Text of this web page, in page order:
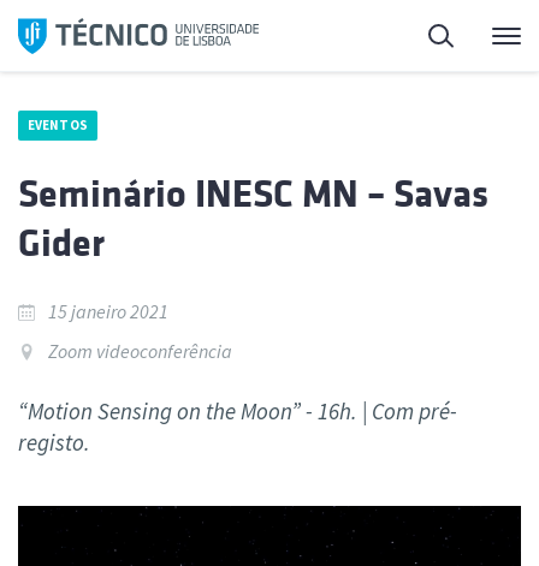
Saltar
para
Pesquisa
EVENTOS
Seminário INESC MN – Savas
Gider
15 janeiro 2021
Zoom videoconferência
“Motion Sensing on the Moon” - 16h. | Com pré-
registo.